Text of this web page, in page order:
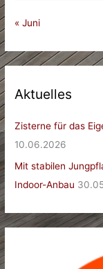
« Juni
Aktuelles
Zisterne für das
10.06.2026
Mit stabilen
Indoor-Anbau